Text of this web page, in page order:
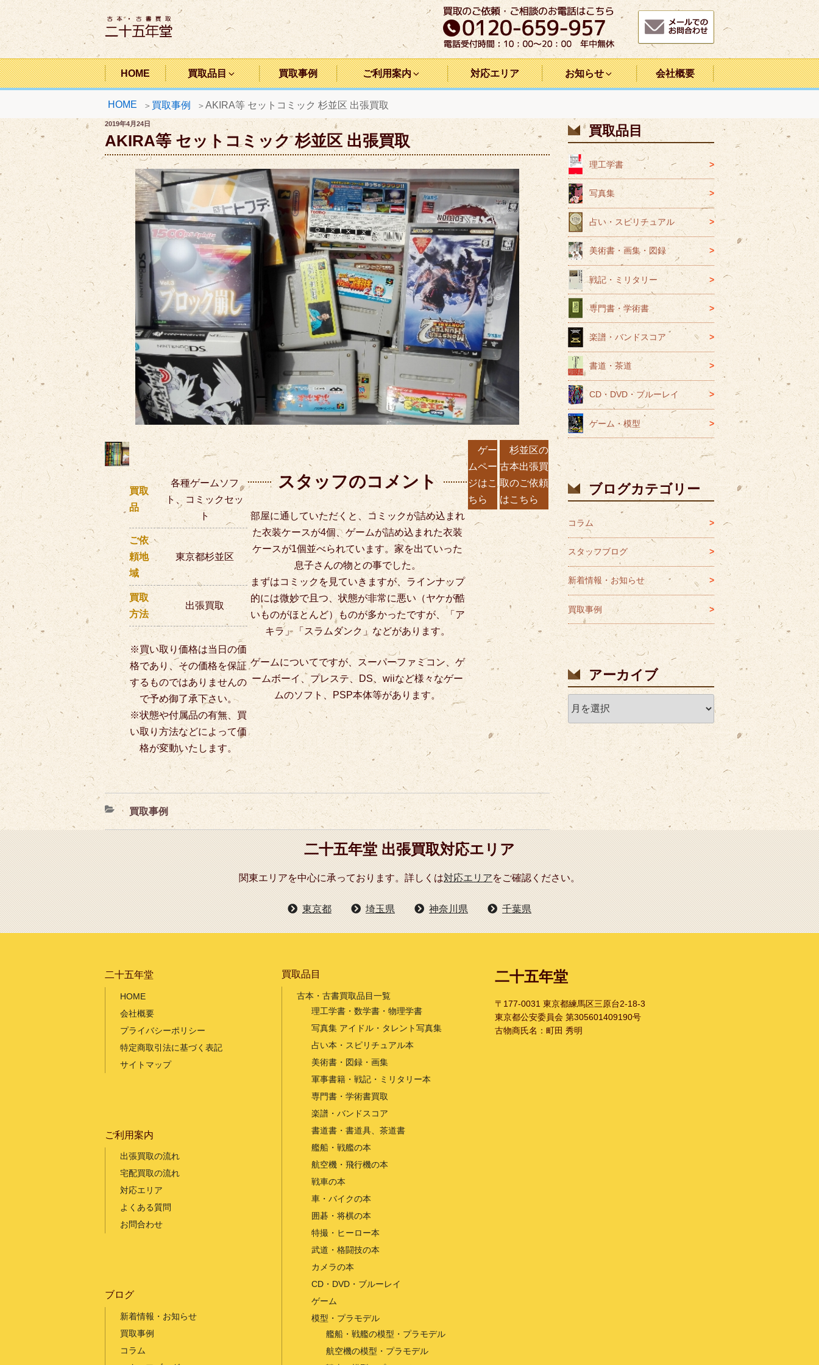
コ
ン
テ
ン
ツ
へ
キ
プ
二十五年堂
HOME 買取品目 買取事例 ご利用案内 対応エリア お知らせ 会社概要
HOME 買取事例 AKIRA等 セットコミック 杉並区 出張買取
投
稿
日:
2019年4月24日
AKIRA等 セットコミック 杉並区 出張買取
買取
品
各種ゲームソフ
ト、コミックセッ
ト
ご依
頼地
域
東京都杉並区
買取
方法
出張買取
※買い取り価格は当日の価
格であり、その価格を保証
するものではありませんの
で予め御了承下さい。
※状態や付属品の有無、買
い取り方法などによって価
格が変動いたします。
スタッフのコメント
部屋に通していただくと、コミックが詰め込まれ
た衣装ケースが4個、ゲームが詰め込まれた衣装
ケースが1個並べられています。家を出ていった
息子さんの物との事でした。
まずはコミックを見ていきますが、ラインナップ
的には微妙で且つ、状態が非常に悪い（ヤケが酷
いものがほとんど）ものが多かったですが、「ア
キラ」「スラムダンク」などがあります。
ゲームについてですが、スーパーファミコン、ゲ
ームボーイ、プレステ、DS、wiiなど様々なゲー
ムのソフト、PSP本体等があります。
ゲー
ムペー
ジはこ
ちら
杉並区の
古本出張買
取のご依頼
はこちら
カ
テ
ゴ
リ
ー
買取事例
買取品目
理工学書
写真集
占い・スピリチュアル
美術書・画集・図録
戦記・ミリタリー
専門書・学術書
楽譜・バンドスコア
書道・茶道
CD・DVD・ブルーレイ
ゲーム・模型
ブログカテゴリー
コラム
スタッフブログ
新着情報・お知らせ
買取事例
アーカイブ
ー
カ
イ
ブ
二十五年堂 出張買取対応エリア
関東エリアを中心に承っております。詳しくは対応エリアをご確認ください。
東京都 埼玉県 神奈川県 千葉県
二十五年堂
HOME
会社概要
プライバシーポリシー
特定商取引法に基づく表記
サイトマップ
買取品目
古本・古書買取品目一覧
理工学書・数学書・物理学書
写真集 アイドル・タレント写真集
占い本・スピリチュアル本
美術書・図録・画集
軍事書籍・戦記・ミリタリー本
専門書・学術書買取
楽譜・バンドスコア
書道書・書道具、茶道書
艦船・戦艦の本
航空機・飛行機の本
戦車の本
車・バイクの本
囲碁・将棋の本
特撮・ヒーロー本
武道・格闘技の本
カメラの本
CD・DVD・ブルーレイ
ゲーム
模型・プラモデル
艦船・戦艦の模型・プラモデル
航空機の模型・プラモデル
ご利用案内
出張買取の流れ
宅配買取の流れ
対応エリア
よくある質問
お問合わせ
ブログ
新着情報・お知らせ
買取事例
コラム
二十五年堂
〒177-0031 東京都練馬区三原台2-18-3
東京都公安委員会 第305601409190号
古物商氏名：町田 秀明